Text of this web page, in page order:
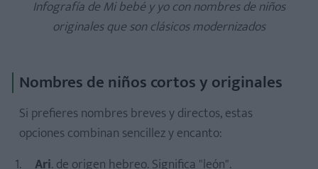
Infografía de Mi bebé y yo con nombres de niños
originales que son clásicos modernizados
Nombres de niños cortos y originales
Si prefieres nombres breves y directos, estas
opciones combinan sencillez y encanto:
Ari. de origen hebreo. Significa "león".